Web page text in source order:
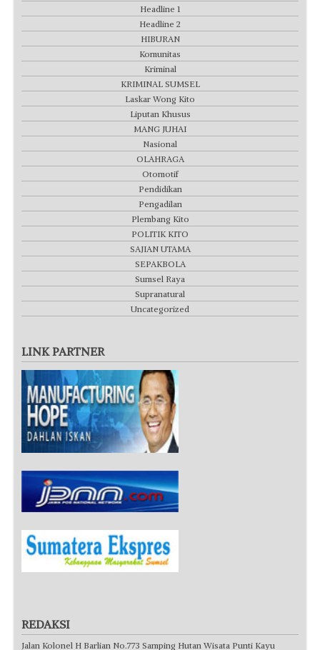
Headline 1
Headline 2
HIBURAN
Komunitas
Kriminal
KRIMINAL SUMSEL
Laskar Wong Kito
Liputan Khusus
MANG JUHAI
Nasional
OLAHRAGA
Otomotif
Pendidikan
Pengadilan
Plembang Kito
POLITIK KITO
SAJIAN UTAMA
SEPAKBOLA
Sumsel Raya
Supranatural
Uncategorized
LINK PARTNER
REDAKSI
Jalan Kolonel H Barlian No.773 Samping Hutan Wisata Punti Kayu